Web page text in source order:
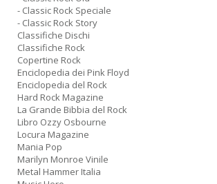
- Classic Rock Speciale
- Classic Rock Story
Classifiche Dischi
Classifiche Rock
Copertine Rock
Enciclopedia dei Pink Floyd
Enciclopedia del Rock
Hard Rock Magazine
La Grande Bibbia del Rock
Libro Ozzy Osbourne
Locura Magazine
Mania Pop
Marilyn Monroe Vinile
Metal Hammer Italia